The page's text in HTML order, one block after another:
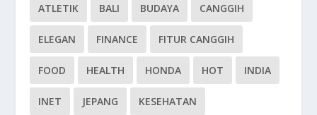
ATLETIK BALI BUDAYA CANGGIH
ELEGAN FINANCE FITUR CANGGIH
FOOD HEALTH HONDA HOT INDIA
INET JEPANG KESEHATAN